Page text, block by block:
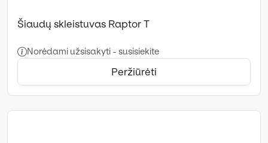
Šiaudų skleistuvas Raptor T
Norėdami užsisakyti - susisiekite
Peržiūrėti